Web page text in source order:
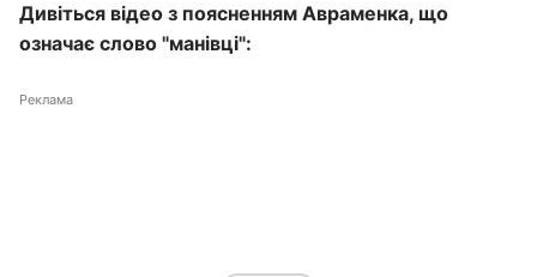
Дивіться відео з поясненням Авраменка, що
означає слово "манівці":
Реклама